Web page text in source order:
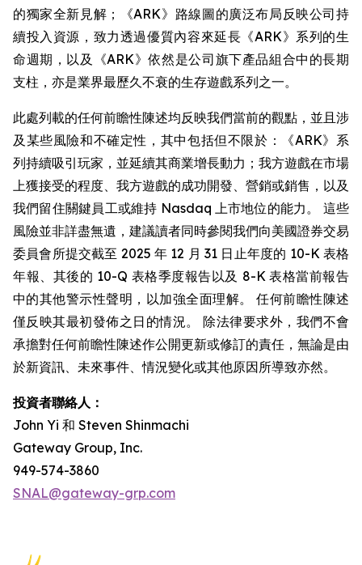
的獨家全新見解；《ARK》路線圖的廣泛布局反映公司持
續投入資源，致力透過優質內容來延長《ARK》系列的生
命週期，以及《ARK》依然是公司旗下產品組合中的長期
支柱，亦是業界最歷久不衰的生存遊戲系列之一。
此處列載的任何前瞻性陳述均反映我們當前的觀點，並且涉
及某些風險和不確定性，其中包括但不限於：《ARK》系
列持續吸引玩家，並延續其商業增長動力；我方遊戲在市場
上獲接受的程度、我方遊戲的成功開發、營銷或銷售，以及
我們留住關鍵員工或維持 Nasdaq 上市地位的能力。 這些
風險並非詳盡無遺，建議讀者同時參閱我們向美國證券交易
委員會所提交截至 2025 年 12 月 31 日止年度的 10-K 表格
年報、其後的 10-Q 表格季度報告以及 8-K 表格當前報告
中的其他警示性聲明，以加強全面理解。 任何前瞻性陳述
僅反映其最初發佈之日的情況。 除法律要求外，我們不會
承擔對任何前瞻性陳述作公開更新或修訂的責任，無論是由
於新資訊、未來事件、情況變化或其他原因所導致亦然。
投資者聯絡人：
John Yi 和 Steven Shinmachi
Gateway Group, Inc.
949-574-3860
SNAL@gateway-grp.com